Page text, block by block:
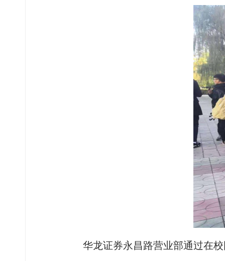
华龙证券永昌路营业部通过在